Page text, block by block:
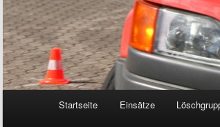
Startseite Einsätze